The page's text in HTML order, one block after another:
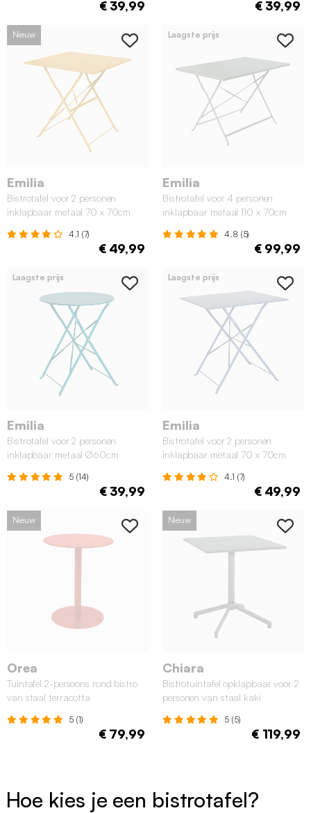
€ 39,99 € 39,99
Nieuw
Emilia
Bistrotafel voor 2 personen
inklapbaar metaal 70 x 70cm
4.1 (7)
€ 49,99
Laagste prijs
Emilia
Bistrotafel voor 4 personen
inklapbaar metaal 110 x 70cm
4.8 (5)
€ 99,99
Laagste prijs
Emilia
Bistrotafel voor 2 personen
inklapbaar metaal Ø60cm
5 (14)
€ 39,99
Laagste prijs
Emilia
Bistrotafel voor 2 personen
inklapbaar metaal 70 x 70cm
4.1 (7)
€ 49,99
Nieuw
Orea
Tuintafel 2-persoons rond bistro
van staal terracotta
5 (1)
€ 79,99
Nieuw
Chiara
Bistrotuintafel opklapbaar voor 2
personen van staal kaki
5 (5)
€ 119,99
Hoe kies je een bistrotafel?